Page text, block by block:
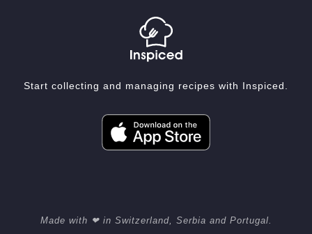
Start collecting and managing recipes with Inspiced.
Made with ❤ in Switzerland, Serbia and Portugal.